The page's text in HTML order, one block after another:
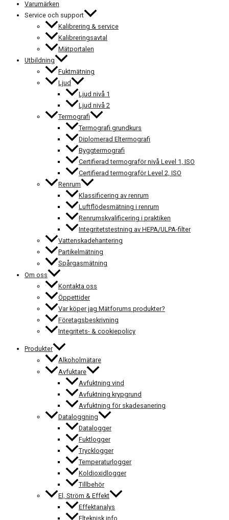
Varumärken
Service och support
Kalibrering & service
Kalibreringsavtal
Mätportalen
Utbildning
Fuktmätning
Ljud
Ljud nivå 1
Ljud nivå 2
Termografi
Termografi grundkurs
Diplomerad Eltermografi
Byggtermografi
Certifierad termograför nivå Level 1, ISO
Certifierad termograför Level 2, ISO
Renrum
Klassificering av renrum
Luftflödesmätning i renrum
Renrumskvalificering i praktiken
Integritetstestning av HEPA/ULPA-filter
Vattenskadehantering
Partikelmätning
Spårgasmätning
Om oss
Kontakta oss
Öppettider
Var köper jag Mätforums produkter?
Företagsbeskrivning
Integritets- & cookiepolicy
Produkter
Alkoholmätare
Avfuktare
Avfuktning vind
Avfuktning krypgrund
Avfuktning för skadesanering
Dataloggning
Datalogger
Fuktlogger
Trycklogger
Temperaturlogger
Koldioxidlogger
Tillbehör
El, Ström & Effekt
Effektanalys
Elteknisk info